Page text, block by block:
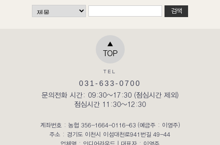
▲
TOP
TEL
031-633-0700
문의전화 시간: 09:30~17:30 (점심시간 제외)
점심시간 11:30~12:30
계좌번호 : 농협 356-1664-0116-63 (예금주 : 이영주)
주소 : 경기도 이천시 이섭대천로941번길 49-44
업체명 : 인디어라운드
대표자 : 이영주